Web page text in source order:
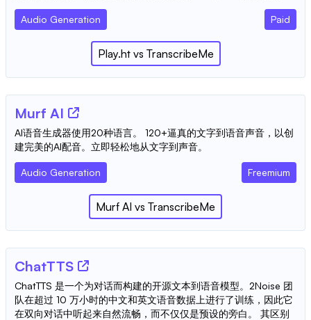
Audio Generation Paid
Play.htvs TranscribeMe
Murf AI
AI语音生成器使用20种语言。 120+逼真的文字到语音声音，以创
建完美的AI配音。立即轻松地从文字到声音。
Audio Generation Freemium
Murf AI vs TranscribeMe
ChatTTS
ChatTTS 是一个为对话而构建的开源文本到语音模型。2Noise 团
队在超过 10 万小时的中文和英文语音数据上进行了训练，因此它
在双向对话中听起来自然流畅，而不仅仅是预设的旁白。 其区别